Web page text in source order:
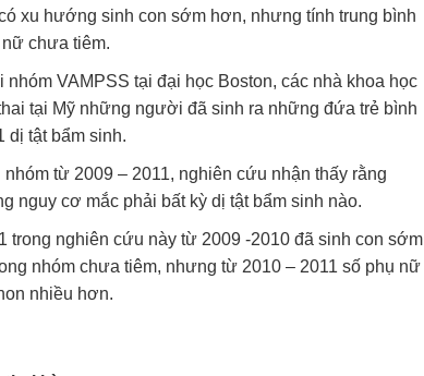
xu hướng sinh con sớm hơn, nhưng tính trung bình
chưa tiêm.
VAMPSS tại đại học Boston, các nhà khoa học
tại Mỹ những người đã sinh ra những đứa trẻ bình
dị tật bẩm sinh.
từ 2009 – 2011, nghiên cứu nhận thấy rằng
nguy cơ mắc phải bất kỳ dị tật bẩm sinh nào.
nghiên cứu này từ 2009 -2010 đã sinh con sớm
nhóm chưa tiêm, nhưng từ 2010 – 2011 số phụ nữ
nhiều hơn.